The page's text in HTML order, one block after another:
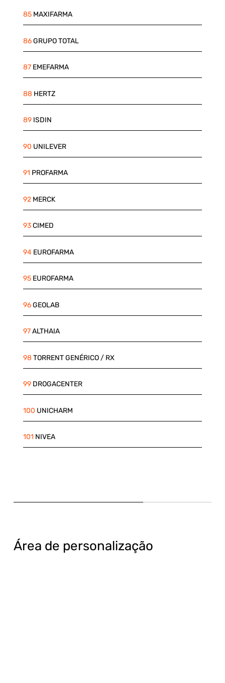
Área de personalização
85MAXIFARMA
86GRUPO TOTAL
87EMEFARMA
88 HERTZ
89ISDIN
90 UNILEVER
91 PROFARMA
92MERCK
93CIMED
94EUROFARMA
95EUROFARMA
96GEOLAB
97ALTHAIA
98 TORRENT GENÉRICO / RX
99DROGACENTER
100 UNICHARM
101 NIVEA